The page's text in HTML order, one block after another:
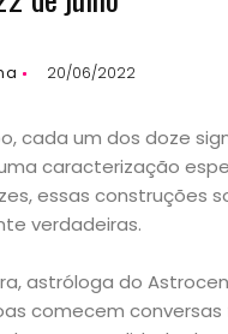
20/06/2022
cada um dos doze
caracterização
essas construções
verdadeiras.
astróloga do
comecem conversas